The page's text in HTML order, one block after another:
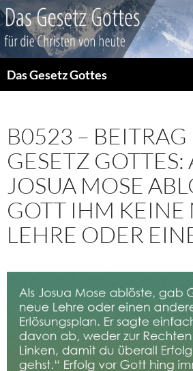
Das Gesetz Gottes
B0523 – BEITRAG
GESETZ GOTTES:
JOSUA MOSE
GOTT IHM KEINE
LEHRE ODER